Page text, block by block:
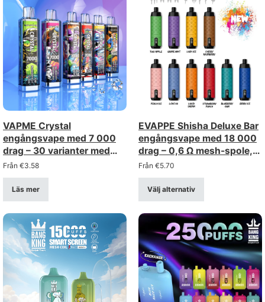
VAPME Crystal
engångsvape med 7 000
drag – 30 varianter med
uppladdningsbar Type-C-
anslutning
Från €3.58
Läs mer
EVAPPE Shisha Deluxe Bar
engångsvape med 18 000
drag – 0,6 Ω mesh-spole,
uppladdningsbar (styrka
0–5%)
Från €5.70
Välj alternativ